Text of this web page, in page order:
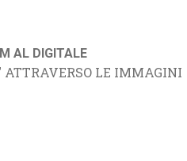
AL DIGITALE
LE IMMAGINI